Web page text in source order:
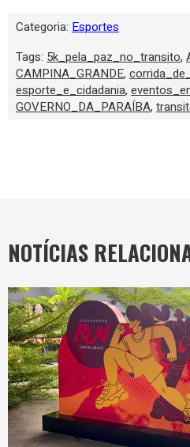
Categoria: Esportes
Tags: 5k_pela_paz_no_transito,
CAMPINA_GRANDE,
esporte_e_cidadania,
GOVERNO_DA_PARAÍBA,
NOTÍCIAS